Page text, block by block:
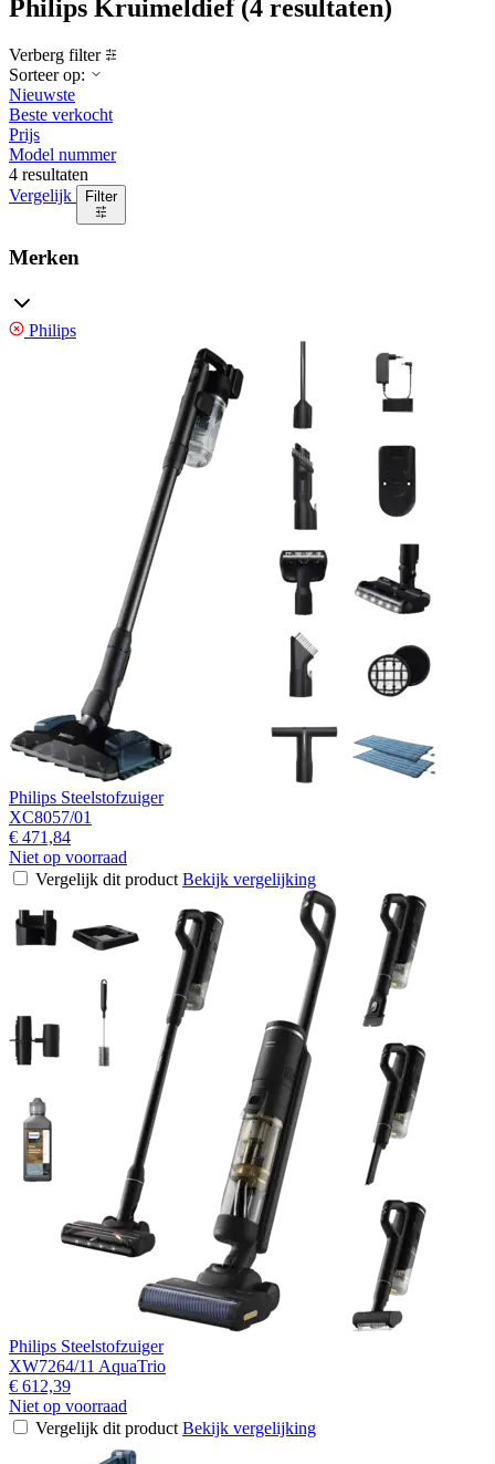
Philips Kruimeldief(4 resultaten)
Verberg filter
Sorteer op:
Nieuwste
Beste verkocht
Prijs
Model nummer
4 resultaten
Vergelijk
Filter
Merken
Philips
Philips Steelstofzuiger
XC8057/01
€ 471,84
Niet op voorraad
Vergelijk dit product Bekijk vergelijking
Philips Steelstofzuiger
XW7264/11 AquaTrio
€ 612,39
Niet op voorraad
Vergelijk dit product Bekijk vergelijking